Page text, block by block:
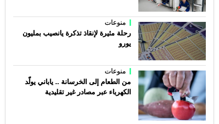
منوعات
رحلة مثيرة لإنقاذ تذكرة يانصيب بمليون
يورو
منوعات
من الطعام إلى الخرسانة .. ياباني يولّد
الكهرباء عبر مصادر غير تقليدية